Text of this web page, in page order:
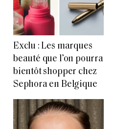
Exclu : Les marques
beauté que l’on pourra
bientôt shopper chez
Sephora en Belgique